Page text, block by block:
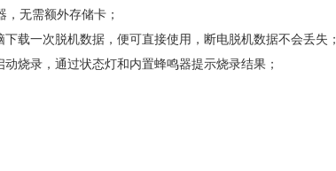
无需额外存储卡；
载一次脱机数据，便可直接使用，断电脱机数据不会丢失；
烧录，通过状态灯和内置蜂鸣器提示烧录结果；